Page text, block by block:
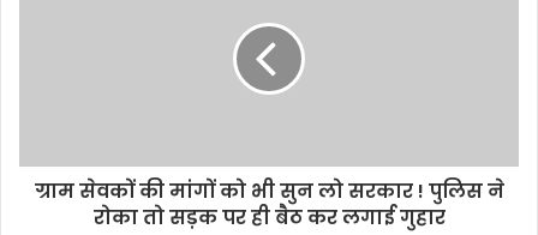
ग्राम सेवकों की मांगों को भी सुन लो सरकार ! पुलिस ने
रोका तो सड़क पर ही बैठ कर लगाई गुहार